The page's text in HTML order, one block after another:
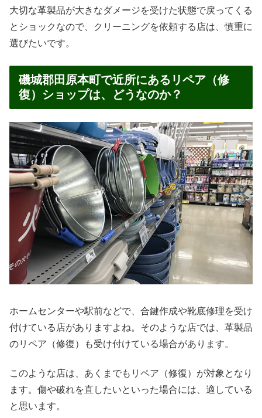
大切な革製品が大きなダメージを受けた状態で戻ってくる
とショックなので、クリーニングを依頼する店は、慎重に
選びたいです。
磯城郡田原本町で近所にあるリペア（修
復）ショップは、どうなのか？
ホームセンターや駅前などで、合鍵作成や靴底修理を受け
付けている店がありますよね。そのような店では、革製品
のリペア（修復）も受け付けている場合があります。
このような店は、あくまでもリペア（修復）が対象となり
ます。傷や破れを直したいといった場合には、適している
と思います。